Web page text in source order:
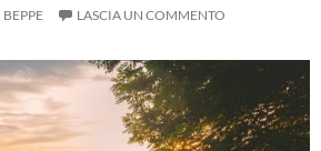
BEPPE LASCIA UN COMMENTO